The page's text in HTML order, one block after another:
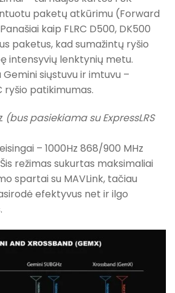
paketų atkūrimu (Forward
kaip FLRC D500, DK500
paketus, kad sumažintų ryšio
intensyvių lenktynių metu.
siųstuvu ir imtuvu –
ryšio patikimumas.
(bus pasiekiama su ExpressLRS
– 1000Hz 868/900 MHz
režimas sukurtas maksimaliai
spartai su MAVLink, tačiau
efektyvus net ir ilgo